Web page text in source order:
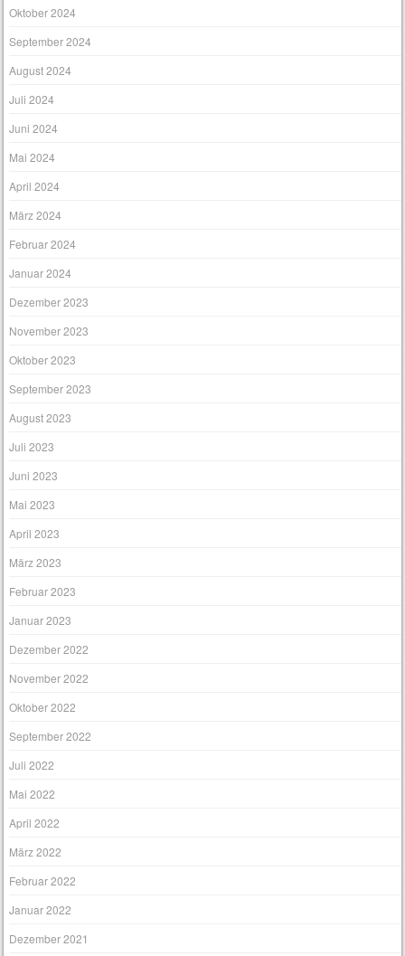
Oktober 2024
September 2024
August 2024
Juli 2024
Juni 2024
Mai 2024
April 2024
März 2024
Februar 2024
Januar 2024
Dezember 2023
November 2023
Oktober 2023
September 2023
August 2023
Juli 2023
Juni 2023
Mai 2023
April 2023
März 2023
Februar 2023
Januar 2023
Dezember 2022
November 2022
Oktober 2022
September 2022
Juli 2022
Mai 2022
April 2022
März 2022
Februar 2022
Januar 2022
Dezember 2021